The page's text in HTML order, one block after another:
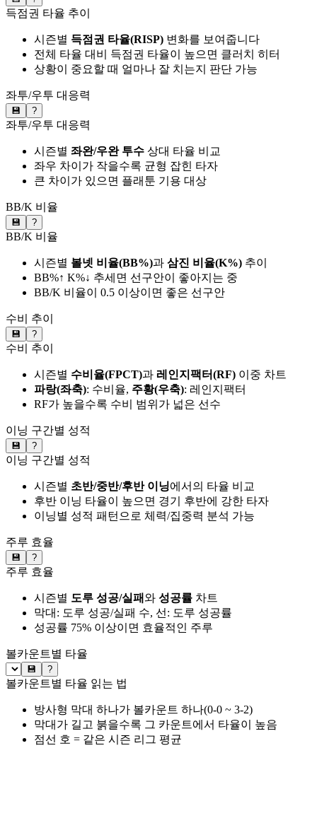
득점권 타율 추이
시즌별 득점권 타율(RISP) 변화를 보여줍니다
전체 타율 대비 득점권 타율이 높으면 클러치 히터
상황이 중요할 때 얼마나 잘 치는지 판단 가능
좌투/우투 대응력
💾 ?
좌투/우투 대응력
시즌별 좌완/우완 투수 상대 타율 비교
좌우 차이가 작을수록 균형 잡힌 타자
큰 차이가 있으면 플래툰 기용 대상
BB/K 비율
💾 ?
BB/K 비율
시즌별 볼넷 비율(BB%)과 삼진 비율(K%) 추이
BB%↑ K%↓ 추세면 선구안이 좋아지는 중
BB/K 비율이 0.5 이상이면 좋은 선구안
수비 추이
💾 ?
수비 추이
시즌별 수비율(FPCT)과 레인지팩터(RF) 이중 차트
파랑(좌축): 수비율, 주황(우축): 레인지팩터
RF가 높을수록 수비 범위가 넓은 선수
이닝 구간별 성적
💾 ?
이닝 구간별 성적
시즌별 초반/중반/후반 이닝에서의 타율 비교
후반 이닝 타율이 높으면 경기 후반에 강한 타자
이닝별 성적 패턴으로 체력/집중력 분석 가능
주루 효율
💾 ?
주루 효율
시즌별 도루 성공/실패와 성공률 차트
막대: 도루 성공/실패 수, 선: 도루 성공률
성공률 75% 이상이면 효율적인 주루
볼카운트별 타율
💾 ?
볼카운트별 타율 읽는 법
방사형 막대 하나가 볼카운트 하나(0-0 ~ 3-2)
막대가 길고 붉을수록 그 카운트에서 타율이 높음
점선 호 = 같은 시즌 리그 평균